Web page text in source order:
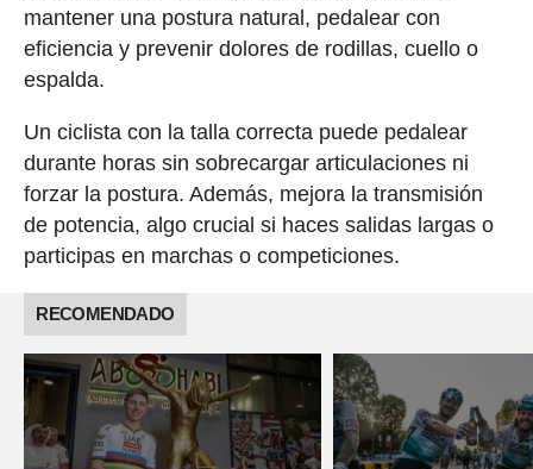
mantener una postura natural, pedalear con
eficiencia y prevenir dolores de rodillas, cuello o
espalda.
Un ciclista con la talla correcta puede pedalear
durante horas sin sobrecargar articulaciones ni
forzar la postura. Además, mejora la transmisión
de potencia, algo crucial si haces salidas largas o
participas en marchas o competiciones.
RECOMENDADO